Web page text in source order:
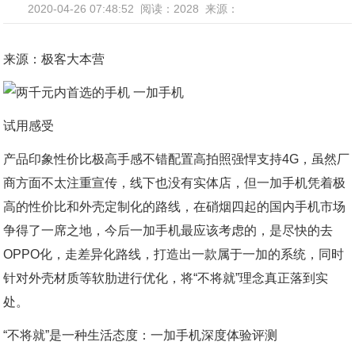
2020-04-26 07:48:52 阅读：2028 来源：
来源：极客大本营
试用感受
产品印象性价比极高手感不错配置高拍照强悍支持4G，虽然厂
商方面不太注重宣传，线下也没有实体店，但一加手机凭着极
高的性价比和外壳定制化的路线，在硝烟四起的国内手机市场
争得了一席之地，今后一加手机最应该考虑的，是尽快的去
OPPO化，走差异化路线，打造出一款属于一加的系统，同时
针对外壳材质等软肋进行优化，将“不将就”理念真正落到实
处。
“不将就”是一种生活态度：一加手机深度体验评测